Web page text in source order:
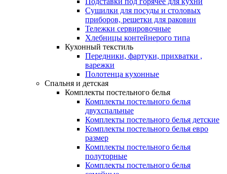
Сушилки для посуды и столовых
приборов, решетки для раковин
Тележки сервировочные
Хлебницы контейнерого типа
Кухонный текстиль
Передники, фартуки, прихватки ,
варежки
Полотенца кухонные
Спальня и детская
Комплекты постельного белья
Комплекты постельного белья
двухспальные
Комплекты постельного белья детские
Комплекты постельного белья евро
размер
Комплекты постельного белья
полуторные
Комплекты постельного белья